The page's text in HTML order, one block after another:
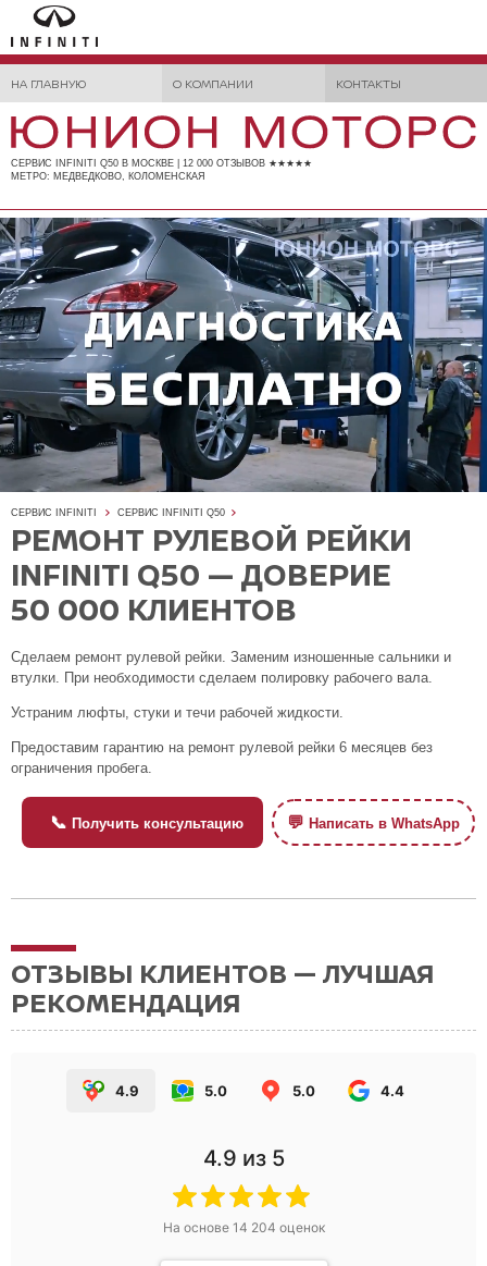
НА ГЛАВНУЮ О КОМПАНИИ КОНТАКТЫ
СЕРВИС INFINITI Q50 В МОСКВЕ | 12 000 ОТЗЫВОВ ★★★★★
МЕТРО: МЕДВЕДКОВО, КОЛОМЕНСКАЯ
СЕРВИС INFINITI СЕРВИС INFINITI Q50
РЕМОНТ РУЛЕВОЙ РЕЙКИ
INFINITI Q50 — ДОВЕРИЕ
50 000 КЛИЕНТОВ
Сделаем ремонт рулевой рейки. Заменим изношенные сальники и
втулки. При необходимости сделаем полировку рабочего вала.
Устраним люфты, стуки и течи рабочей жидкости.
Предоставим гарантию на ремонт рулевой рейки 6 месяцев без
ограничения пробега.
📞 Получить консультацию 💬 Написать в WhatsApp
ОТЗЫВЫ КЛИЕНТОВ — ЛУЧШАЯ
РЕКОМЕНДАЦИЯ
4.9 5.0 5.0 4.4
4.9 из 5
На основе 14 204 оценок